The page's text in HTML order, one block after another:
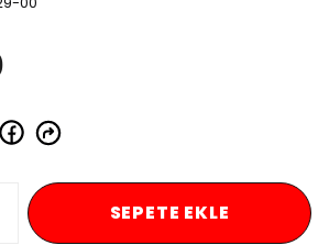
SEPETE EKLE